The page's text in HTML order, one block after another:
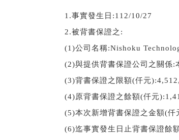
1.事實發生日:112/10/27
2.被背書保證之:
(1)公司名稱:Nishoku
(2)與提供背書保證公司之關係:
(3)背書保證之限額(仟元
(4)原背書保證之餘額(仟元
(5)本次新增背書保證之金額(仟
(6)迄事實發生日止背書保證餘